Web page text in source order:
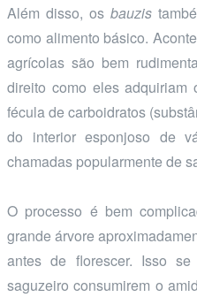
Além disso, os bauzis
como alimento básico.
agrícolas são bem
direito como eles adquiriam
fécula de carboidratos
do interior esponjoso de
chamadas popularmente de
O processo é bem
grande árvore
antes de florescer. Isso
saguzeiro consumirem o